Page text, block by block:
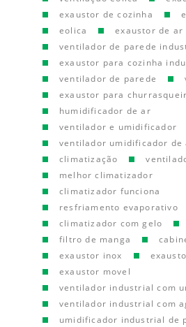
exaustor de cozinha
eolica
exaustor de ar
ventilador de parede
exaustor para cozinha
ventilador de parede
exaustor para
humidificador de ar
ventilador e umidificador
ventilador umidificador de
climatização
melhor climatizador
climatizador funciona
resfriamento evaporativo
climatizador com gelo
filtro de manga
exaustor inox
exaustor movel
ventilador industrial com
ventilador industrial com
umidificador industrial de